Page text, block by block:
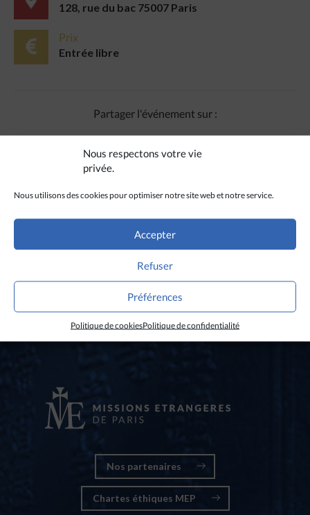
Nous respectons votre vie
privée.
Nous utilisons des cookies pour optimiser notre site web et notre service.
Accepter
Refuser
Préférences
Politique de cookiesPolitique de confidentialité
128, rue du bac 75007 Paris
Prix
Entrée libre
Partager l'événement sur :
Nos partenaires
Chartes éthiques MEP